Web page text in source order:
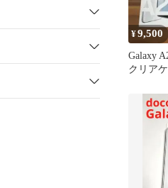
¥9,500
Galaxy
クリア